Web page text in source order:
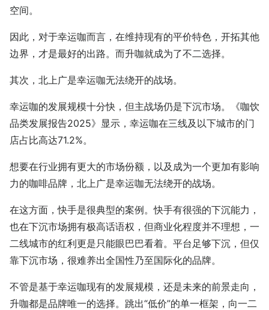
空间。
因此，对于幸运咖而言，在维持现有的平价特色，开拓其他
边界，才是最好的出路。而升咖就成为了不二选择。
其次，北上广是幸运咖无法绕开的战场。
幸运咖的发展规模十分快，但主战场仍是下沉市场。《咖饮
品类发展报告2025》显示，幸运咖在三线及以下城市的门
店占比高达71.2%。
想要在行业拥有更大的市场份额，以及成为一个更加有影响
力的咖啡品牌，北上广是幸运咖无法绕开的战场。
在这方面，快手是很典型的案例。快手有很强的下沉能力，
也在下沉市场拥有极高话语权，但商业化程度并不理想，一
二线城市的红利更是只能眼巴巴看着。平台足够下沉，但仅
靠下沉市场，很难养出全国性乃至国际化的品牌。
不管是基于幸运咖现有的发展规模，还是未来的前景走向，
升咖都是品牌唯一的选择。跳出“低价”的单一框架，向一二